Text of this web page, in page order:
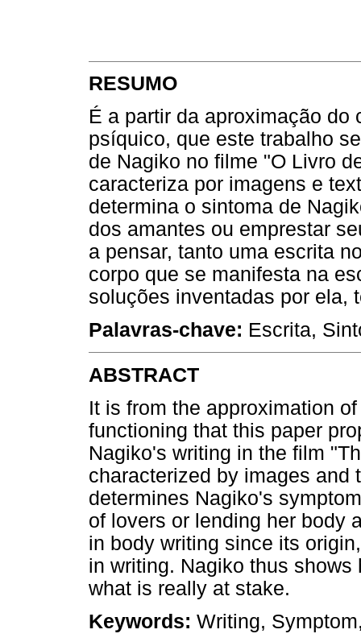
RESUMO
É a partir da aproximação
psíquico, que este trabalho
de Nagiko no filme "O Livro
caracteriza por imagens e
determina o sintoma de
dos amantes ou emprestar
a pensar, tanto uma escrita
corpo que se manifesta na
soluções inventadas por ela,
Palavras-chave: Escrita,
ABSTRACT
It is from the approximation
functioning that this paper
Nagiko's writing in the film
characterized by images and
determines Nagiko's
of lovers or lending her body
in body writing since its
in writing. Nagiko thus
what is really at stake.
Keywords: Writing,